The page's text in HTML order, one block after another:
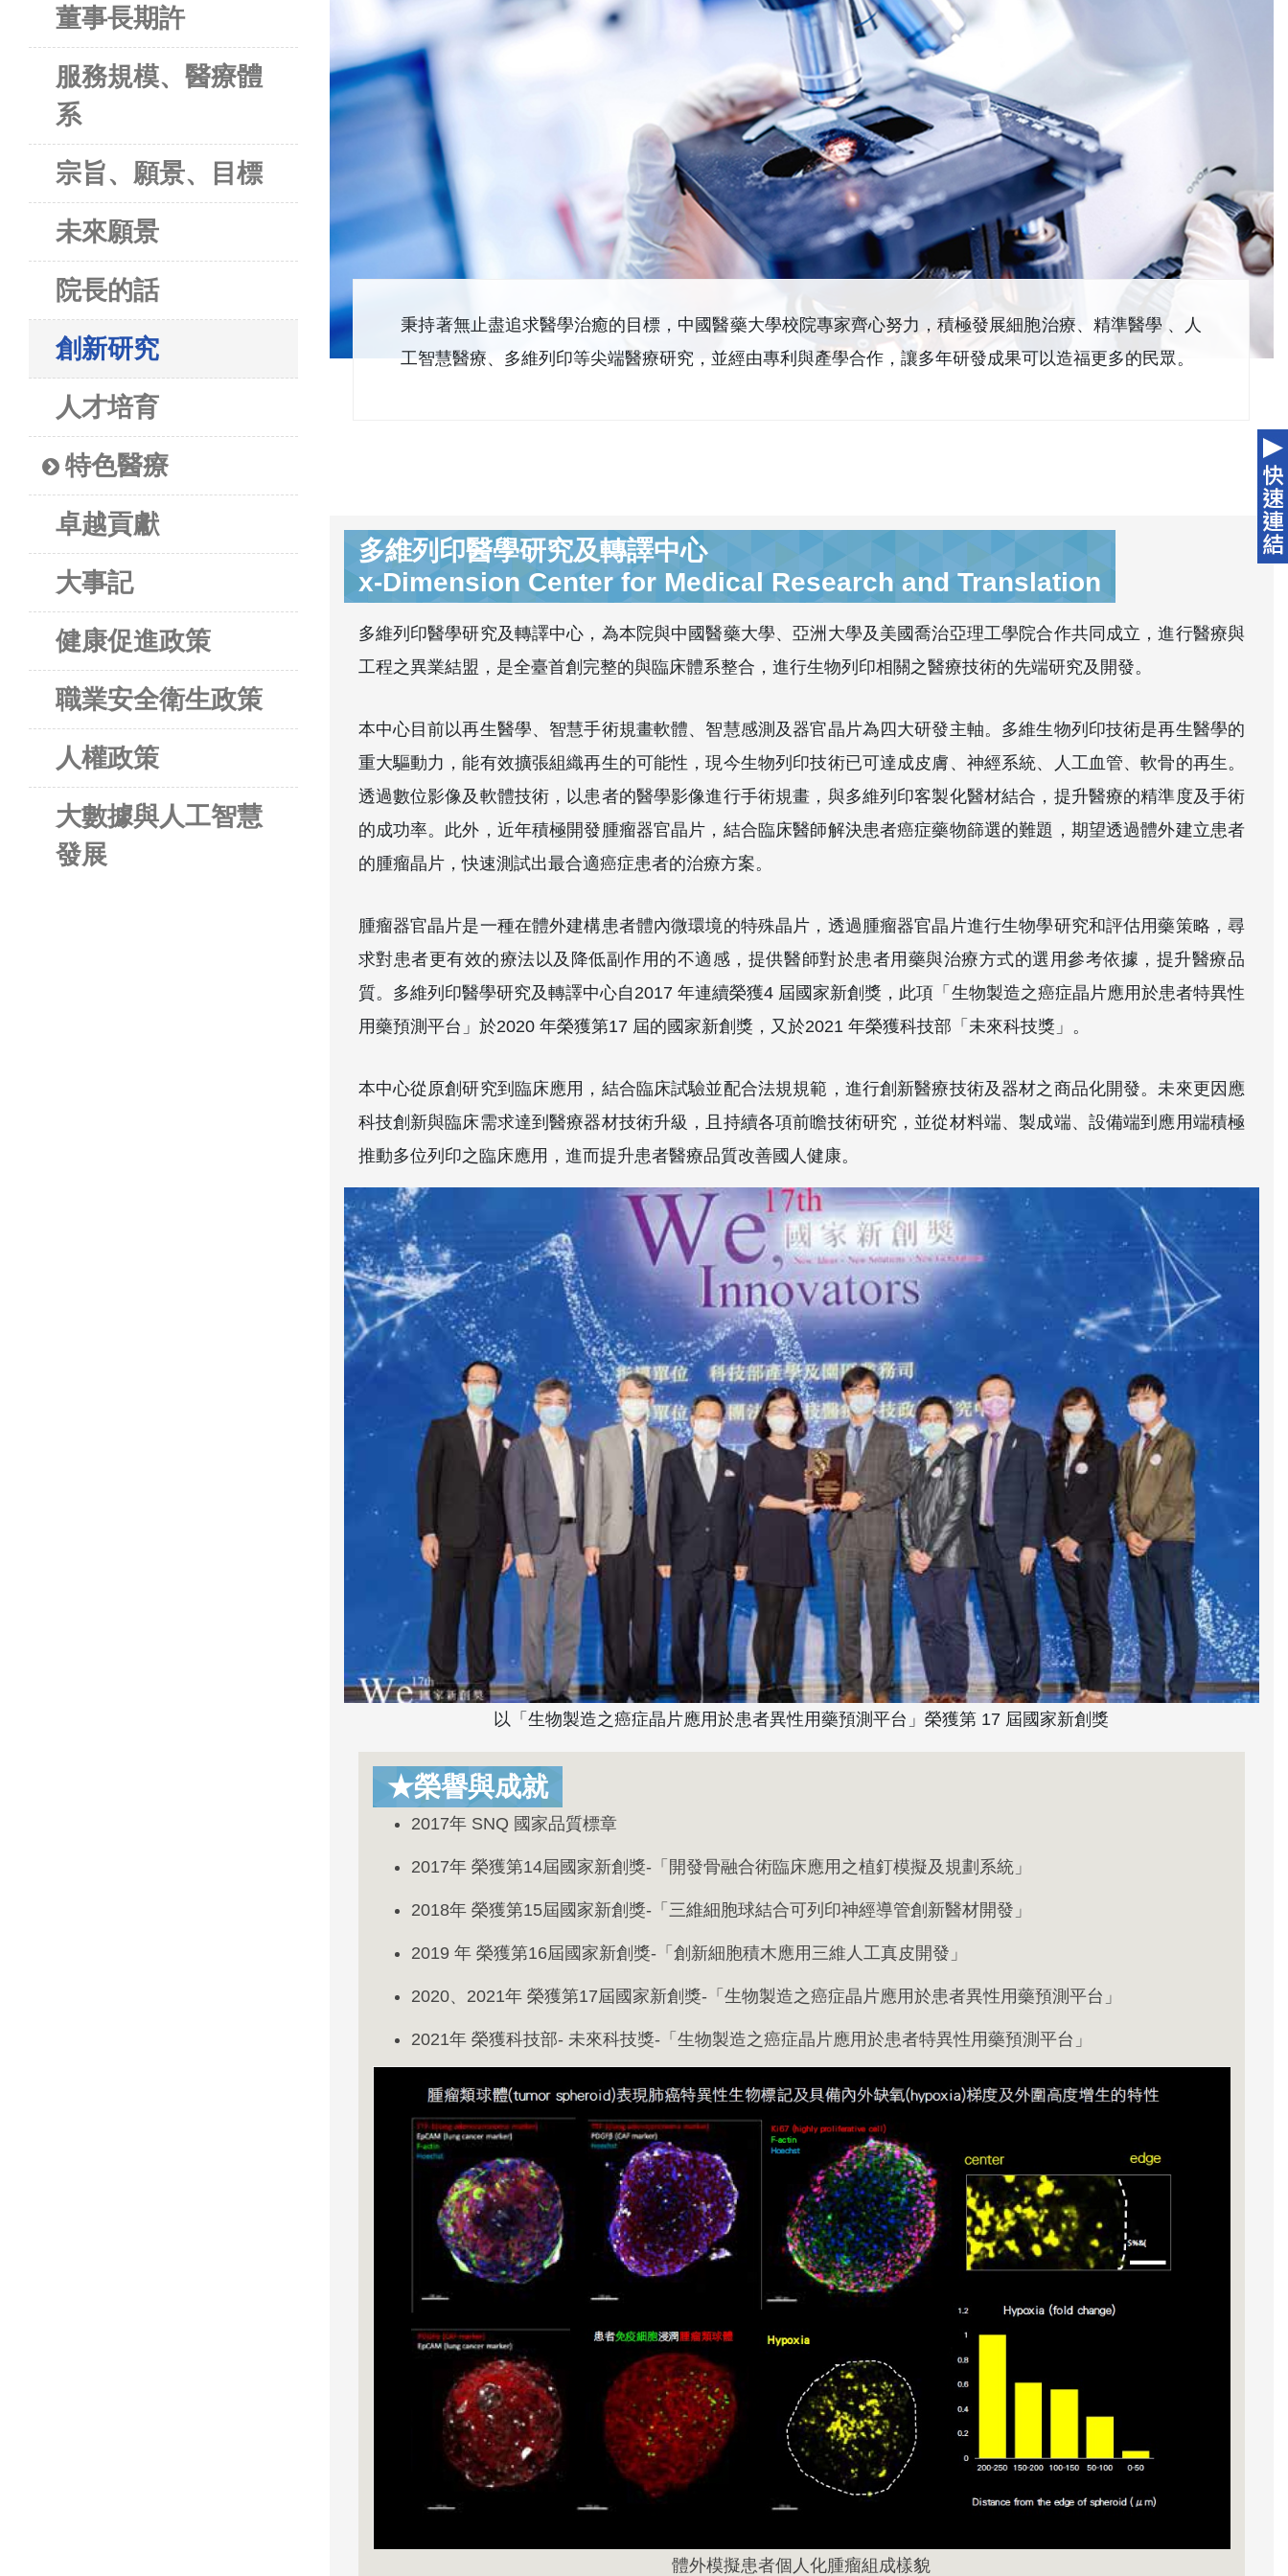
董事長期許
服務規模、醫療體
系
宗旨、願景、目標
未來願景
院長的話
創新研究
人才培育
特色醫療
卓越貢獻
大事記
健康促進政策
職業安全衛生政策
人權政策
大數據與人工智慧
發展
秉持著無止盡追求醫學治癒的目標，中國醫藥大學校院專家齊心努力，積極發展細胞治療、精準醫學 、人
工智慧醫療、多維列印等尖端醫療研究，並經由專利與產學合作，讓多年研發成果可以造福更多的民眾。
多維列印醫學研究及轉譯中心
x-Dimension Center for Medical Research and Translation
多維列印醫學研究及轉譯中心，為本院與中國醫藥大學、亞洲大學及美國喬治亞理工學院合作共同成立，進行醫療與
工程之異業結盟，是全臺首創完整的與臨床體系整合，進行生物列印相關之醫療技術的先端研究及開發。
本中心目前以再生醫學、智慧手術規畫軟體、智慧感測及器官晶片為四大研發主軸。多維生物列印技術是再生醫學的
重大驅動力，能有效擴張組織再生的可能性，現今生物列印技術已可達成皮膚、神經系統、人工血管、軟骨的再生。
透過數位影像及軟體技術，以患者的醫學影像進行手術規畫，與多維列印客製化醫材結合，提升醫療的精準度及手術
的成功率。此外，近年積極開發腫瘤器官晶片，結合臨床醫師解決患者癌症藥物篩選的難題，期望透過體外建立患者
的腫瘤晶片，快速測試出最合適癌症患者的治療方案。
腫瘤器官晶片是一種在體外建構患者體內微環境的特殊晶片，透過腫瘤器官晶片進行生物學研究和評估用藥策略，尋
求對患者更有效的療法以及降低副作用的不適感，提供醫師對於患者用藥與治療方式的選用參考依據，提升醫療品
質。多維列印醫學研究及轉譯中心自2017 年連續榮獲4 屆國家新創獎，此項「生物製造之癌症晶片應用於患者特異性
用藥預測平台」於2020 年榮獲第17 屆的國家新創獎，又於2021 年榮獲科技部「未來科技獎」。
本中心從原創研究到臨床應用，結合臨床試驗並配合法規規範，進行創新醫療技術及器材之商品化開發。未來更因應
科技創新與臨床需求達到醫療器材技術升級，且持續各項前瞻技術研究，並從材料端、製成端、設備端到應用端積極
推動多位列印之臨床應用，進而提升患者醫療品質改善國人健康。
以「生物製造之癌症晶片應用於患者異性用藥預測平台」榮獲第 17 屆國家新創獎
★榮譽與成就
2017年 SNQ 國家品質標章
2017年 榮獲第14屆國家新創獎-「開發骨融合術臨床應用之植釘模擬及規劃系統」
2018年 榮獲第15屆國家新創獎-「三維細胞球結合可列印神經導管創新醫材開發」
2019 年 榮獲第16屆國家新創獎-「創新細胞積木應用三維人工真皮開發」
2020、2021年 榮獲第17屆國家新創獎-「生物製造之癌症晶片應用於患者異性用藥預測平台」
2021年 榮獲科技部- 未來科技獎-「生物製造之癌症晶片應用於患者特異性用藥預測平台」
體外模擬患者個人化腫瘤組成樣貌